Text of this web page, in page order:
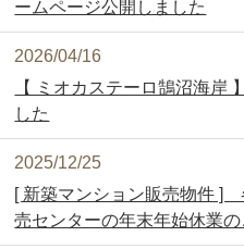
ームページ公開しました
2026/04/16
【 ミオカステーロ鵠沼海岸
した
2025/12/25
[ 新築マンション販売物件 ]
売センターの年末年始休業の